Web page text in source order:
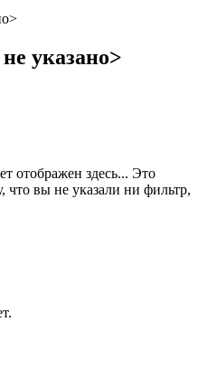
указано>
отображен здесь... Это
что вы не указали ни фильтр,